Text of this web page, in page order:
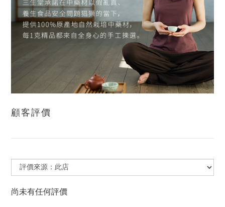
顧客評價
尚未有任何評價